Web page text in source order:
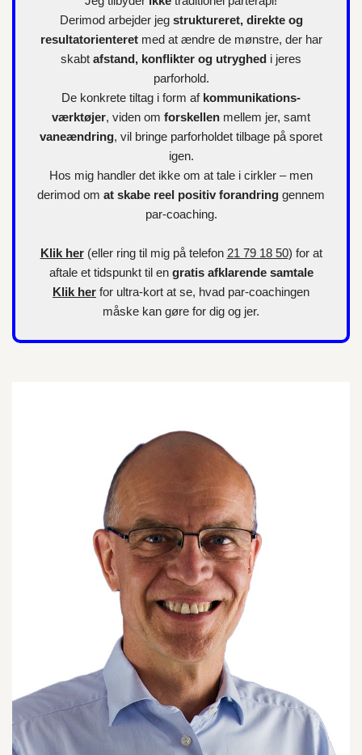
Derimod arbejder jeg struktureret, direkte og
resultatorienteretmed at ændre de mønstre, der har
skabt afstand, konflikter og utryghed i jeres
parforhold.
De konkrete tiltag i form af kommunikations-
værktøjer, viden om forskellen mellem jer, samt
vaneændring, vil bringe parforholdet tilbage på sporet
igen.
Hos mig handler det ikke om at tale i cirkler – men
derimod om at skabe reel positiv forandring gennem
par-coaching.
Klik her(eller ring til mig på telefon 21 79 18 50) for at
aftale et tidspunkt til en gratis afklarende samtale
Klik her for ultra-kort at se, hvad par-coachingen
måske kan gøre for dig og jer.